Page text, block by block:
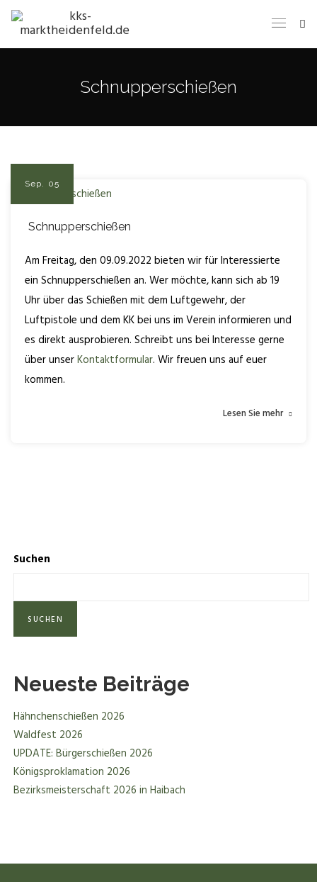
Schnupperschießen
Sep. 05
Schnupperschießen
Am Freitag, den 09.09.2022 bieten wir für Interessierte
ein Schnupperschießen an. Wer möchte, kann sich ab 19
Uhr über das Schießen mit dem Luftgewehr, der
Luftpistole und dem KK bei uns im Verein informieren und
es direkt ausprobieren. Schreibt uns bei Interesse gerne
über unserKontaktformular. Wir freuen uns auf euer
kommen.
Lesen Sie mehr
Suchen
SUCHEN
Neueste Beiträge
Hähnchenschießen 2026
Waldfest 2026
UPDATE: Bürgerschießen 2026
Königsproklamation 2026
Bezirksmeisterschaft 2026 in Haibach